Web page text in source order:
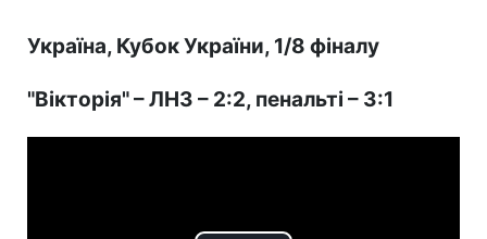
Україна, Кубок України, 1/8 фіналу
"Вікторія" – ЛНЗ – 2:2, пенальті – 3:1